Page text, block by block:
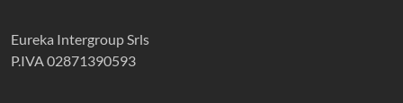
Eureka Intergroup Srls
P.IVA 02871390593